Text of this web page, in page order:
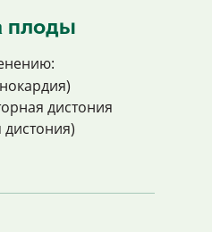
плоды
дистония
дистония)